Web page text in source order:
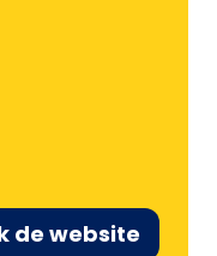
de website